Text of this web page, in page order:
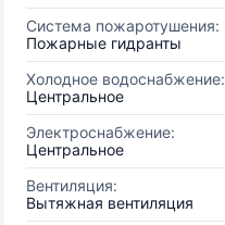
Система пожаротушения:
Пожарные гидранты
Холодное водоснабжение:
Центральное
Электроснабжение:
Центральное
Вентиляция:
Вытяжная вентиляция